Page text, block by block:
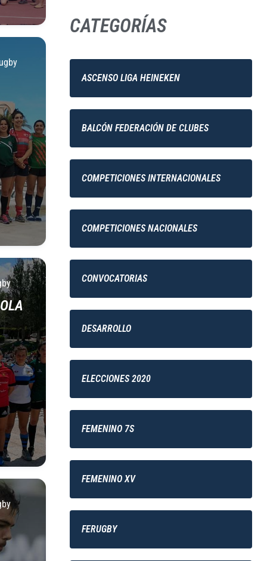
CATEGORÍAS
ASCENSO LIGA HEINEKEN
BALCÓN FEDERACIÓN DE CLUBES
COMPETICIONES INTERNACIONALES
COMPETICIONES NACIONALES
CONVOCATORIAS
DESARROLLO
ELECCIONES 2020
FEMENINO 7S
FEMENINO XV
FERUGBY